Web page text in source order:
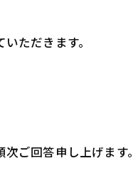
ただきます。
ご回答申し上げます。